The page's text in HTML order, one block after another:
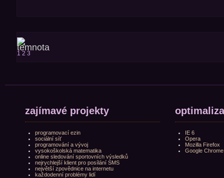
1 2 3
zajímavé projekty
programovací ezin
sociální síť
programování a vývoj
vysokoškolská matematika
online sledování sportovních výsledků
nejrychlejší klient pro posílání SMS
největší zpovědnice na internetu
každodenní problémy lidí
IE 6
Opera
Mozilla Firefox
Google Chrome